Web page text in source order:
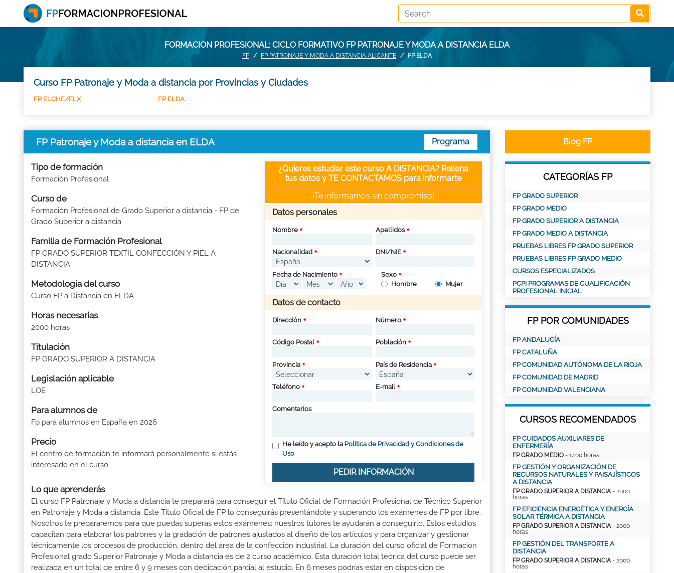
FORMACION PROFESIONAL: CICLO FORMATIVO FP PATRONAJE Y MODA A DISTANCIA ELDA
FP FP PATRONAJE Y MODA A DISTANCIA ALICANTE FP ELDA
Curso FP Patronaje y Moda a distancia por Provincias y Ciudades
FP ELCHE/ELX FP ELDA
FP Patronaje y Moda a distancia en ELDA Programa
Tipo de formación
Formación Profesional
Curso de
Formación Profesional de Grado Superior a distancia - FP de
Grado Superior a distancia
Familia de Formación Profesional
FP GRADO SUPERIOR TEXTIL CONFECCIÓN Y PIEL A
DISTANCIA
Metodología del curso
Curso FP a Distancia en ELDA
Horas necesarias
2000 horas
Titulación
FP GRADO SUPERIOR A DISTANCIA
Legislación aplicable
LOE
Para alumnos de
Fp para alumnos en España en 2026
Precio
El centro de formación te informará personalmente si estás
interesado en el curso
¿Quieres estudiar este curso A DISTANCIA? Rellena
tus datos y TE CONTACTAMOS para informarte
¡Te informamos sin compromiso!
Datos personales
Nombre Apellidos
Nacionalidad DNI/NIE
Fecha de Nacimiento
Sexo
Hombre
Mujer
Datos de contacto
Dirección Número
Código Postal Población
Provincia País de Residencia
Teléfono E-mail
Comentarios
He leído y acepto la Política de Privacidad y Condiciones de
Uso
PEDIR INFORMACIÓN
Lo que aprenderás
El curso FP Patronaje y Moda a distancia te preparará para conseguir el Título Oficial de Formación Profesional de Técnico Superior
en Patronaje y Moda a distancia. Este Título Oficial de FP lo conseguirás presentándote y superando los exámenes de FP por libre.
Nosotros te prepararemos para que puedas superas estos exámenes: nuestros tutores te ayudarán a conseguirlo. Estos estudios
capacitan para elaborar los patrones y la gradación de patrones ajustados al diseño de los artículos y para organizar y gestionar
técnicamente los procesos de producción, dentro del área de la confección industrial. La duración del curso oficial de Formacion
Profesional grado Superior Patronaje y Moda a distancia es de 2 curso académico. Esta duración total teórica del curso puede ser
realizada en un total de entre 6 y 9 meses con dedicación parcial al estudio. En 6 meses podrías estar en disposición de
Blog FP
CATEGORÍAS FP
FP GRADO SUPERIOR
FP GRADO MEDIO
FP GRADO SUPERIOR A DISTANCIA
FP GRADO MEDIO A DISTANCIA
PRUEBAS LIBRES FP GRADO SUPERIOR
PRUEBAS LIBRES FP GRADO MEDIO
CURSOS ESPECIALIZADOS
PCPI PROGRAMAS DE CUALIFICACIÓN
PROFESIONAL INICIAL
FP POR COMUNIDADES
FP ANDALUCÍA
FP CATALUÑA
FP COMUNIDAD AUTÓNOMA DE LA RIOJA
FP COMUNIDAD DE MADRID
FP COMUNIDAD VALENCIANA
CURSOS RECOMENDADOS
FP CUIDADOS AUXILIARES DE
ENFERMERÍA
FP GRADO MEDIO - 1400 horas
FP GESTIÓN Y ORGANIZACIÓN DE
RECURSOS NATURALES Y PAISAJÍSTICOS
A DISTANCIA
FP GRADO SUPERIOR A DISTANCIA- 2000
horas
FP EFICIENCIA ENERGÉTICA Y ENERGÍA
SOLAR TÉRMICA A DISTANCIA
FP GRADO SUPERIOR A DISTANCIA- 2000
horas
FP GESTIÓN DEL TRANSPORTE A
DISTANCIA
FP GRADO SUPERIOR A DISTANCIA- 2000
horas